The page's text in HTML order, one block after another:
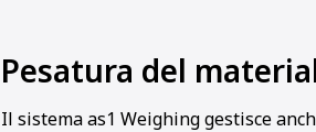
Pesatura del
Il sistema as1 Weighing gestisce